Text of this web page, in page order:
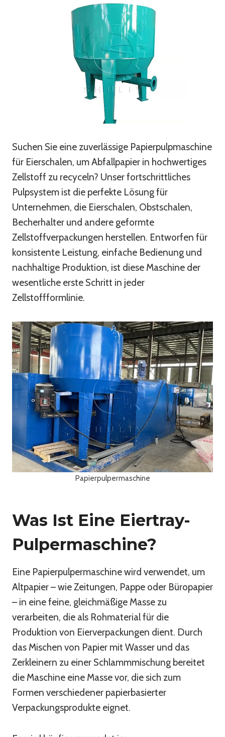
Suchen Sie eine zuverlässige Papierpulpmaschine
für Eierschalen, um Abfallpapier in hochwertiges
Zellstoff zu recyceln? Unser fortschrittliches
Pulpsystem ist die perfekte Lösung für
Unternehmen, die Eierschalen, Obstschalen,
Becherhalter und andere geformte
Zellstoffverpackungen herstellen. Entworfen für
konsistente Leistung, einfache Bedienung und
nachhaltige Produktion, ist diese Maschine der
wesentliche erste Schritt in jeder
Zellstoffformlinie.
Papierpulpermaschine
Was Ist Eine Eiertray-
Pulpermaschine?
Eine Papierpulpermaschine wird verwendet, um
Altpapier – wie Zeitungen, Pappe oder Büropapier
– in eine feine, gleichmäßige Masse zu
verarbeiten, die als Rohmaterial für die
Produktion von Eierverpackungen dient. Durch
das Mischen von Papier mit Wasser und das
Zerkleinern zu einer Schlammmischung bereitet
die Maschine eine Masse vor, die sich zum
Formen verschiedener papierbasierter
Verpackungsprodukte eignet.